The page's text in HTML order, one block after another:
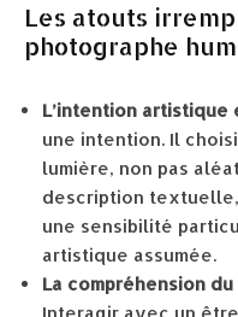
Les atouts
photographe
L’intention artistique
une intention. Il
lumière, non pas
description
une sensibilité
artistique assumée.
La compréhension